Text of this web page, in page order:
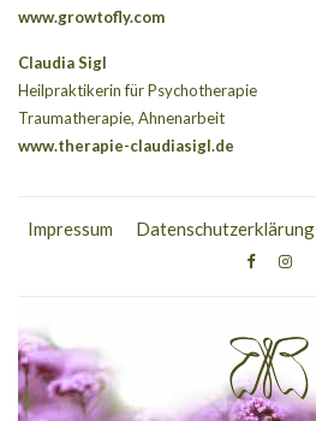
www.growtofly.com
Claudia Sigl
Heilpraktikerin für Psychotherapie
Traumatherapie, Ahnenarbeit
www.therapie-claudiasigl.de
Impressum Datenschutzerklärung